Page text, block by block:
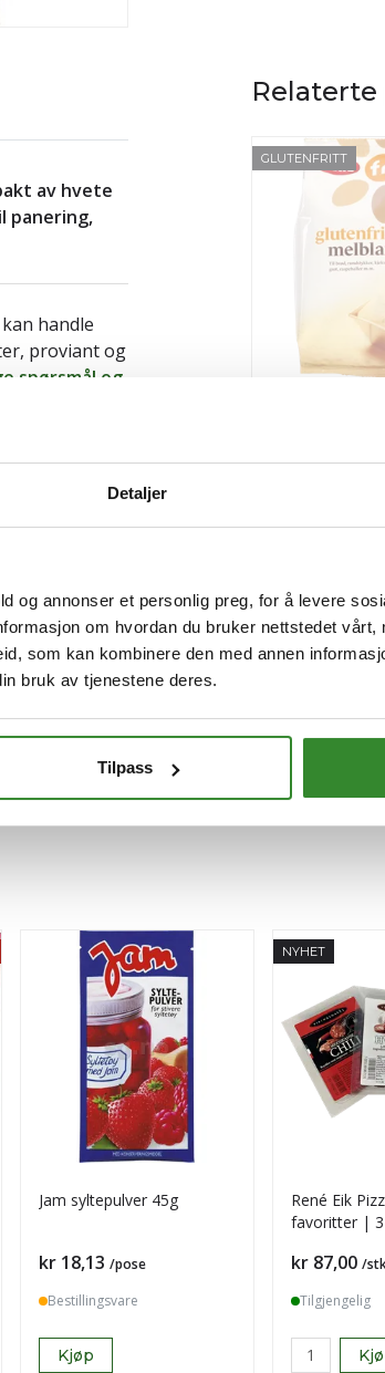
Detaljer
og annonser et personlig preg, for å levere
om hvordan du bruker nettstedet vårt,
som kan kombinere den med annen
bruk av tjenestene deres.
Tilpass
av hvete
panering,
kan handle
proviant og
spørsmål og
GLUTENFRITT
Jam syltepulver 45g
Pris
kr 18,13 /pose
Bestillingsvare
Kjøp
NYHET
René Eik
favoritter | 3
Pris
kr 87,00 /
Tilgjengelig